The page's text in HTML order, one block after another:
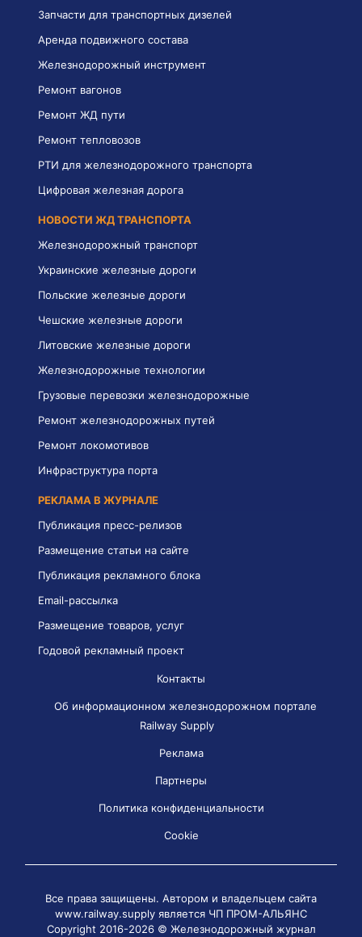
Запчасти для транспортных дизелей
Аренда подвижного состава
Железнодорожный инструмент
Ремонт вагонов
Ремонт ЖД пути
Ремонт тепловозов
РТИ для железнодорожного транспорта
Цифровая железная дорога
НОВОСТИ ЖД ТРАНСПОРТА
Железнодорожный транспорт
Украинские железные дороги
Польские железные дороги
Чешские железные дороги
Литовские железные дороги
Железнодорожные технологии
Грузовые перевозки железнодорожные
Ремонт железнодорожных путей
Ремонт локомотивов
Инфраструктура порта
РЕКЛАМА В ЖУРНАЛЕ
Публикация пресс-релизов
Размещение статьи на сайте
Публикация рекламного блока
Email-рассылка
Размещение товаров, услуг
Годовой рекламный проект
Контакты
Об информационном железнодорожном портале
Railway Supply
Реклама
Партнеры
Политика конфиденциальности
Cookie
Все права защищены. Автором и владельцем сайта
www.railway.supply является ЧП ПРОМ-АЛЬЯНС
Copyright 2016-2026 © Железнодорожный журнал